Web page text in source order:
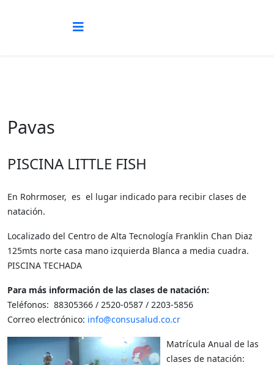
Pavas
PISCINA LITTLE FISH
En Rohrmoser, es el lugar indicado para recibir clases de
natación.
Localizado del Centro de Alta Tecnología Franklin Chan Diaz
125mts norte casa mano izquierda Blanca a media cuadra.
PISCINA TECHADA
Para más información de las clases de natación:
Teléfonos: 88305366 / 2520-0587 / 2203-5856
Correo electrónico: info@consusalud.co.cr
Matrícula Anual de las
clases de natación: